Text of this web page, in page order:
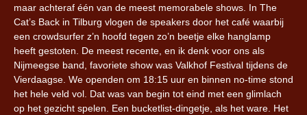
maar achteraf één van de meest memorabele shows. In The
Cat’s Back in Tilburg vlogen de speakers door het café waarbij
een crowdsurfer z’n hoofd tegen zo’n beetje elke hanglamp
heeft gestoten. De meest recente, en ik denk voor ons als
Nijmeegse band, favoriete show was Valkhof Festival tijdens de
Vierdaagse. We openden om 18:15 uur en binnen no-time stond
het hele veld vol. Dat was van begin tot eind met een glimlach
op het gezicht spelen. Een bucketlist-dingetje, als het ware. Het